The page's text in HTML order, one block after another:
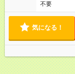
不要
気になる！